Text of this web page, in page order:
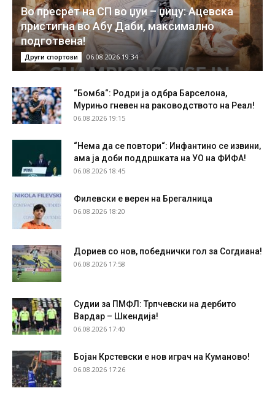
Во пресрет на СП во џуи – џицу: Ацевска
пристигна во Абу Даби, максимално
подготвена!
Други спортови 06.08.2026 19:34
“Бомба“: Родри ја одбра Барселона,
Мурињо гневен на раководството на Реал!
06.08.2026 19:15
“Нема да се повтори“: Инфантино се извини,
ама ја доби поддршката на УО на ФИФА!
06.08.2026 18:45
Филевски е верен на Брегалница
06.08.2026 18:20
Дориев со нов, победнички гол за Согдиана!
06.08.2026 17:58
Судии за ПМФЛ: Трпчевски на дербито
Вардар – Шкендија!
06.08.2026 17:40
Бојан Крстевски е нов играч на Куманово!
06.08.2026 17:26